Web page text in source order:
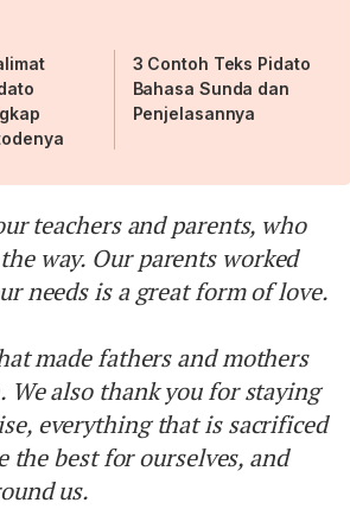
3 Contoh Teks Pidato
Bahasa Sunda dan
Penjelasannya
teachers and parents, who
way. Our parents worked
needs is a great form of love.
made fathers and mothers
We also thank you for staying
everything that is sacrificed
best for ourselves, and
us.